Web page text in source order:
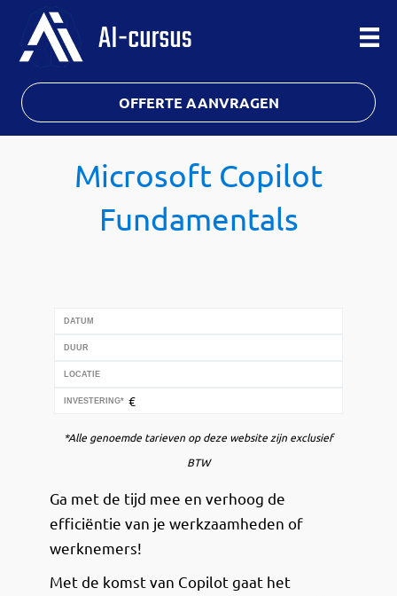
OFFERTE AANVRAGEN
Microsoft Copilot
Fundamentals
DATUM
DUUR
LOCATIE
INVESTERING* €
*Alle genoemde tarieven op deze website zijn exclusief
BTW
Ga met de tijd mee en verhoog de
efficiëntie van je werkzaamheden of
werknemers!
Met de komst van Copilot gaat het